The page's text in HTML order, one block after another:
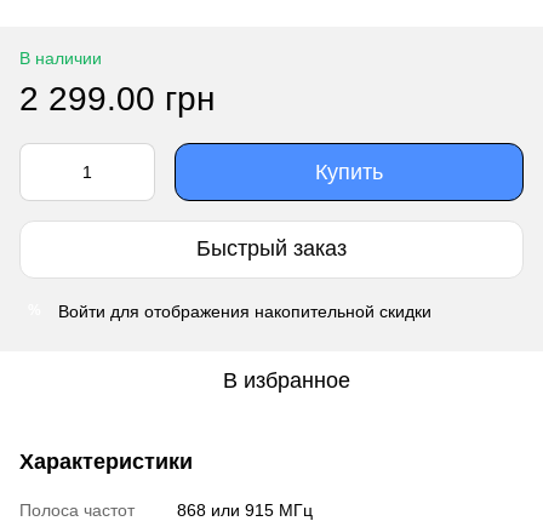
В наличии
2 299.00 грн
Купить
Быстрый заказ
Войти для отображения накопительной скидки
В избранное
Характеристики
Полоса частот
868 или 915 МГц